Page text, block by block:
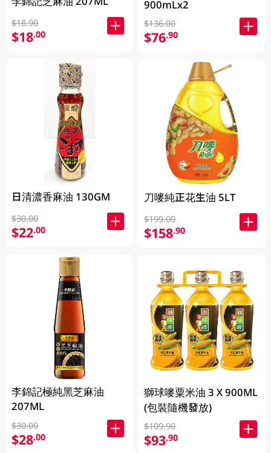
$18.90
$18.00
日清濃香麻油 130GM
$30.00
$22.00
李錦記極純黑芝麻油
207ML
$30.00
$28.00
900mLx2
$136.00
$76.90
刀嘜純正花生油 5LT
$199.00
$158.90
獅球嘜粟米油 3 X 900ML
(包裝隨機發放)
$109.90
$93.90